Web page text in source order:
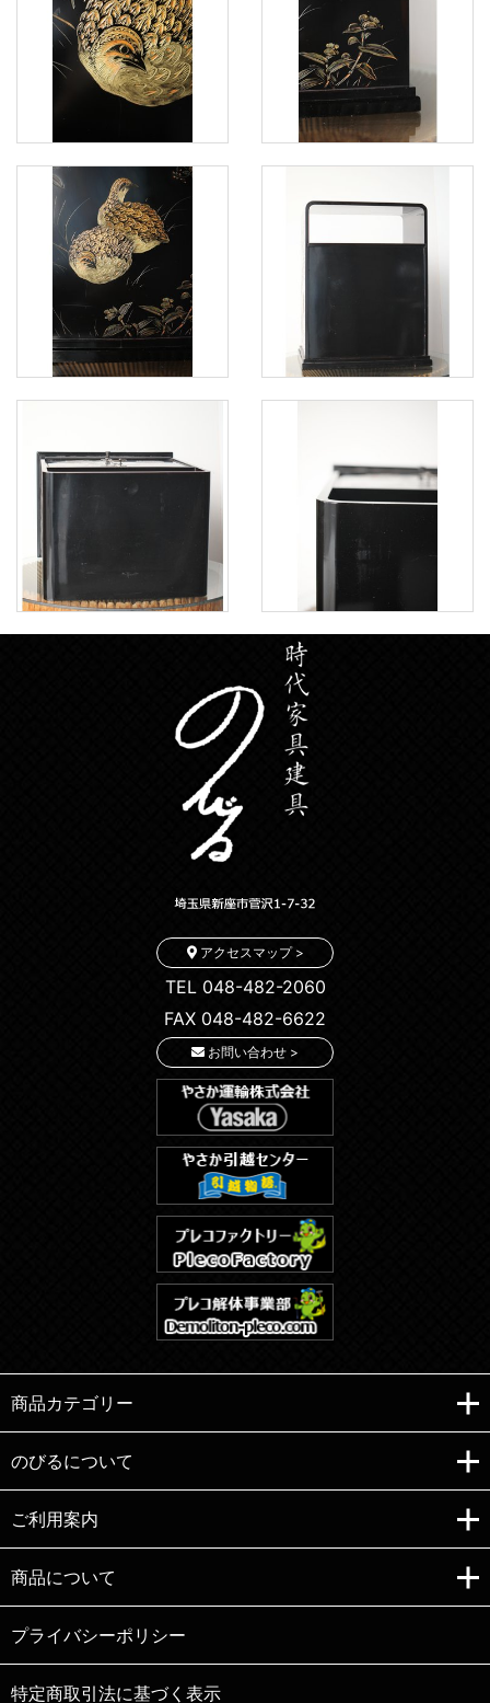
アクセスマップ >
TEL 048-482-2060
FAX 048-482-6622
お問い合わせ >
商品カテゴリー
のびるについて
ご利用案内
商品について
プライバシーポリシー
特定商取引法に基づく表示
Copyright (C)e-nobiru All right reserved.